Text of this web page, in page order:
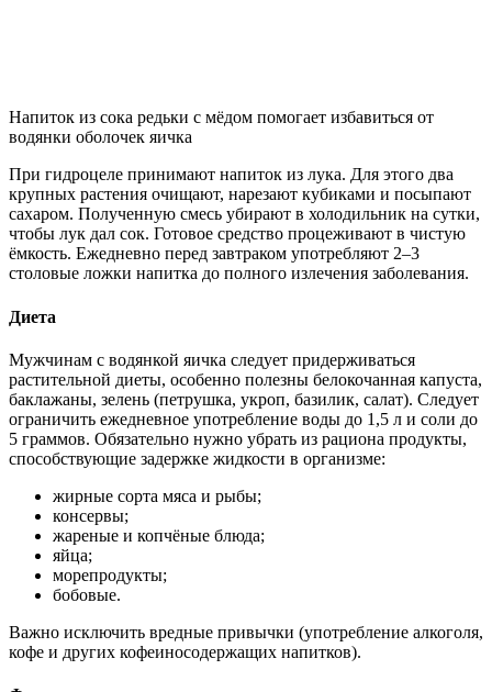
Напиток из сока редьки с мёдом помогает избавиться от
водянки оболочек яичка
При гидроцеле принимают напиток из лука. Для этого два
крупных растения очищают, нарезают кубиками и посыпают
сахаром. Полученную смесь убирают в холодильник на сутки,
чтобы лук дал сок. Готовое средство процеживают в чистую
ёмкость. Ежедневно перед завтраком употребляют 2–3
столовые ложки напитка до полного излечения заболевания.
Диета
Мужчинам с водянкой яичка следует придерживаться
растительной диеты, особенно полезны белокочанная капуста,
баклажаны, зелень (петрушка, укроп, базилик, салат). Следует
ограничить ежедневное употребление воды до 1,5 л и соли до
5 граммов. Обязательно нужно убрать из рациона продукты,
способствующие задержке жидкости в организме:
жирные сорта мяса и рыбы;
консервы;
жареные и копчёные блюда;
яйца;
морепродукты;
бобовые.
Важно исключить вредные привычки (употребление алкоголя,
кофе и других кофеиносодержащих напитков).